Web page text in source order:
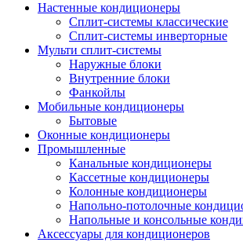
Настенные кондиционеры
Сплит-системы классические
Сплит-системы инверторные
Мульти сплит-системы
Наружные блоки
Внутренние блоки
Фанкойлы
Мобильные кондиционеры
Бытовые
Оконные кондиционеры
Промышленные
Канальные кондиционеры
Кассетные кондиционеры
Колонные кондиционеры
Напольно-потолочные
Напольные и консольные
Аксессуары для кондиционеров